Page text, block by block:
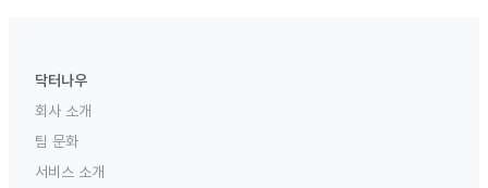
닥터나우
회사 소개
팀 문화
서비스 소개